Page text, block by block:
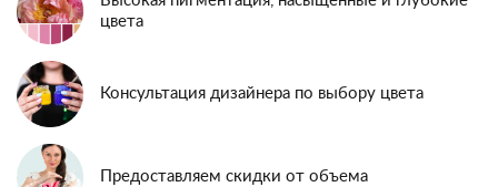
цвета
Консультация дизайнера по выбору цвета
Предоставляем скидки от объема